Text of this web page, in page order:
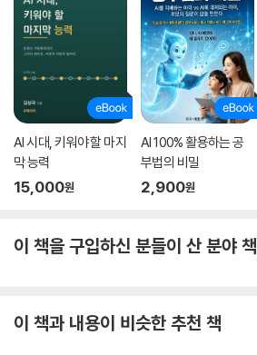
AI 시대, 키워야 할 마지
막 능력
15,000원
AI 100% 활용하는 공
부법의 비밀
2,900원
이 책을 구입하신 분들이 산 분야 책
이 책과 내용이 비슷한 추천 책